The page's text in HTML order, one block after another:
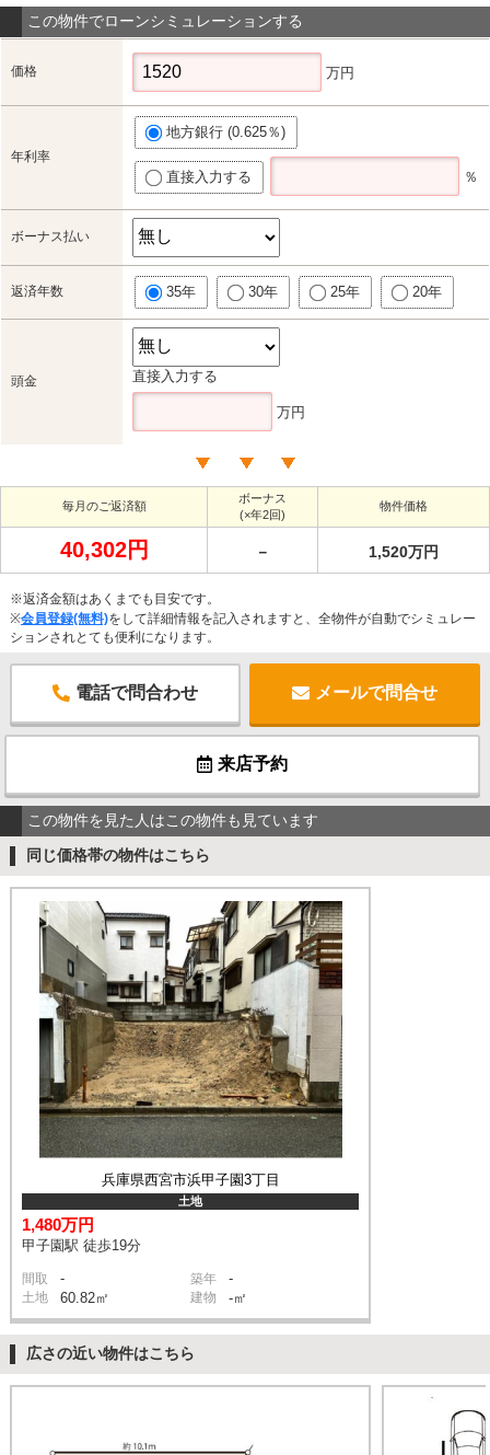
この物件でローンシミュレーションする
価格 万円
年利率
地方銀行 (0.625％)
直接入力する ％
ボーナス払い
返済年数 35年 30年 25年 20年
頭金 直接入力する
万円
毎月のご返済額
ボーナス
(×年2回)
物件価格
40,302円 － 1,520万円
※返済金額はあくまでも目安です。
※会員登録(無料)をして詳細情報を記入されますと、全物件が自動でシミュレー
ションされとても便利になります。
電話で問合わせ メールで問合せ
来店予約
この物件を見た人はこの物件も見ています
同じ価格帯の物件はこちら
兵庫県西宮市浜甲子園3丁目
土地
1,480万円
甲子園駅 徒歩19分
間取 - 築年 -
土地 60.82㎡ 建物 -㎡
広さの近い物件はこちら